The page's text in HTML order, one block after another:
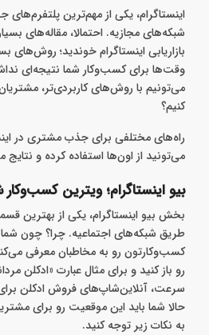
اینستاگرام، یکی از مهم‌ترین
شبکه‌های مجازیه. احتمالا، مقاله‌های
بازاریابی اینستاگرام خوندید؛ روش‌های
وقت‌ها برای کسب‌وکار شما نتیجه‌ای
می‌تونیم با روش‌های کاربردی‌تر،
کنیم؟
راه‌های مختلفی برای جذب مشتری در
می‌تونید از اون‌ها استفاده کرده و نتایج
بیو اینستاگرام؛ ویترین کسب‌وکار
بخش بیو اینستاگرام، یکی از بهترین
طریق شبکه‌های اجتماعیه. چرا؟ چون شما
کسب‌وکارتون رو به مخاطبان معرفی
رو باز کنید و برای مثال عبارت «ادکلن
سرعت، آنلاین‌شاپ‌های فروش ادکلن
حالا شما باید این موقعیت رو برای
به نکات زیر توجه کنید.